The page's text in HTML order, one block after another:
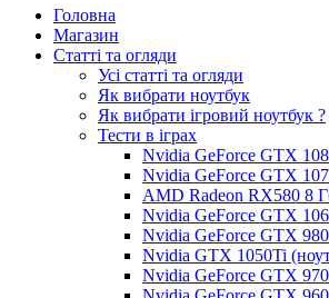
Головна
Магазин
Статті та огляди
Усі статті та огляди
Як вибрати ноутбук
Як вибрати ігровий ноутбук ?
Тести в іграх
Nvidia GeForce GTX
Nvidia GeForce GTX
AMD Radeon RX580 8
Nvidia GeForce GTX
Nvidia GeForce GTX
Nvidia GTX 1050Ti
Nvidia GeForce GTX